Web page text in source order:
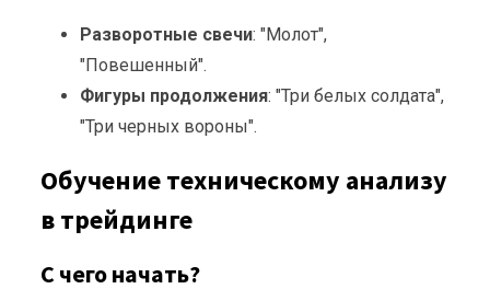
Разворотные свечи: "Молот",
"Повешенный".
Фигуры продолжения: "Три белых солдата",
"Три черных вороны".
Обучение техническому анализу
в трейдинге
С чего начать?